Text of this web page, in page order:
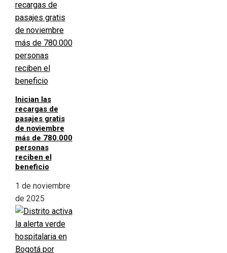
Inician las
recargas de
pasajes gratis
de noviembre
más de 780.000
personas
reciben el
beneficio
1 de noviembre
de 2025